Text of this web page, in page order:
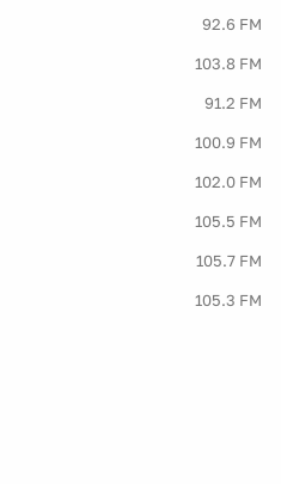
92.6 FM
103.8 FM
91.2 FM
100.9 FM
102.0 FM
105.5 FM
105.7 FM
105.3 FM